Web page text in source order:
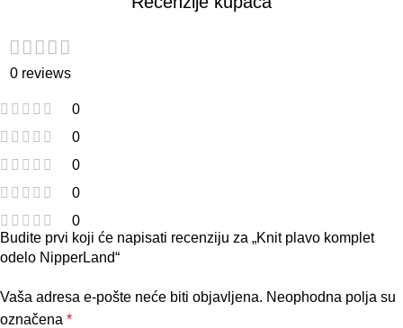
0 reviews
0
0
0
0
0
Budite prvi koji će napisati recenziju za „Knit plavo komplet
odelo NipperLand“
Vaša adresa e-pošte neće biti objavljena. Neophodna polja su
označena *